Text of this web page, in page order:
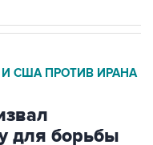
США ПРОТИВ ИРАНА
для борьбы